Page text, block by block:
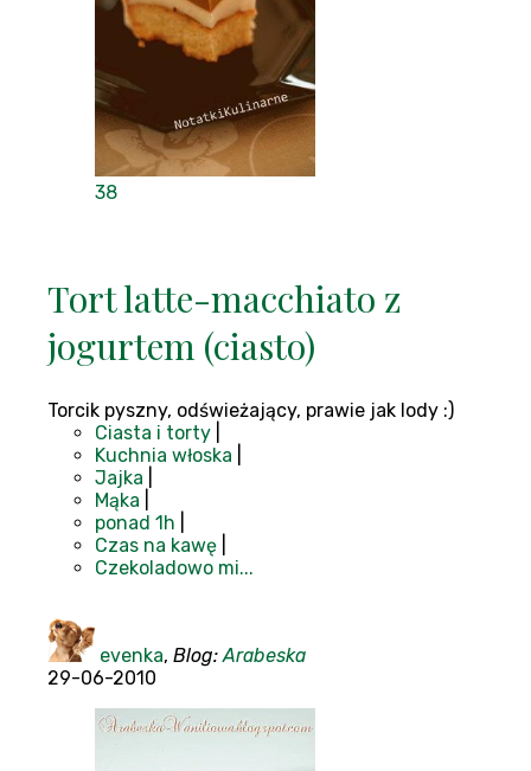
38
Tort latte-macchiato z
jogurtem (ciasto)
Torcik pyszny, odświeżający, prawie jak lody :)
Ciasta i torty
Kuchnia włoska
Jajka
Mąka
ponad 1h
Czas na kawę
Czekoladowo mi...
evenka, Blog: Arabeska
29-06-2010